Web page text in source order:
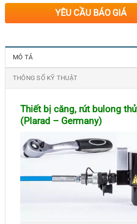
YÊU CẦU BÁO GIÁ
MÔ TẢ
THÔNG SỐ KỸ THUẬT
Thiết bị căng, rút bulong
(Plarad – Germany)